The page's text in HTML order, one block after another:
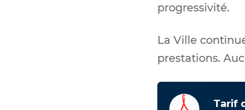
progressivité.
La Ville
prestations.
Tarif